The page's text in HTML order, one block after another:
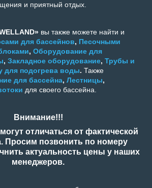
и приятный отдых.
вы также можете найти и
для бассейнов, Песочными
, Оборудование для
, Закладное оборудование, Трубы и
для подогрева воды. Также
для бассейна, Лестницы,
для своего бассейна.
Внимание!!!
отличаться от фактической
Просим позвонить по номеру
актуальность цены у наших
менеджеров.